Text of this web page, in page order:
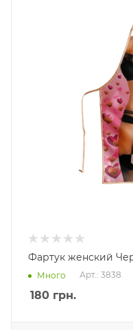
Фартук женский
Много Арт.: 3838
180 грн.